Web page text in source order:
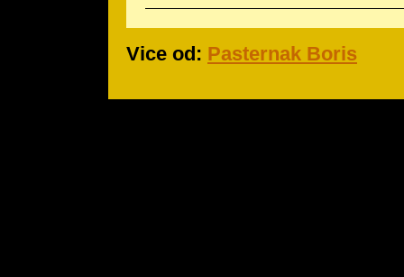
Vice od: Pasternak Boris